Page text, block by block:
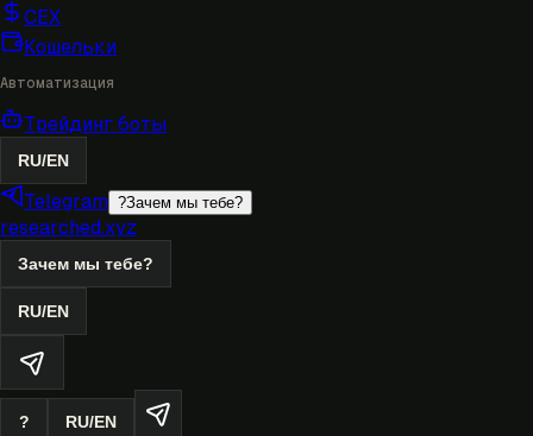
CEX
Кошельки
Автоматизация
Трейдинг боты
RU/EN
Telegram ?Зачем мы тебе?
researched.xyz
Зачем мы тебе?
RU/EN
? RU/EN